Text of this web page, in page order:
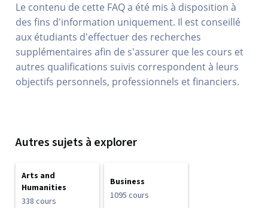
Le contenu de cette FAQ a été mis à disposition à
des fins d'information uniquement. Il est conseillé
aux étudiants d'effectuer des recherches
supplémentaires afin de s'assurer que les cours et
autres qualifications suivis correspondent à leurs
objectifs personnels, professionnels et financiers.
Autres sujets à explorer
Arts and
Humanities
338 cours
Business
1095 cours